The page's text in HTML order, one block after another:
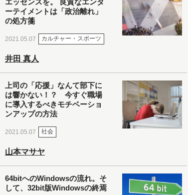
ーテイメントは「政治離れ」
の処方箋
2021.05.07 カルチャー・スポーツ
井田 真人
上司の「応援」なんて部下に
は響かない！？ 今すぐ職場
に導入するべきモチベーショ
ンアップの方法
2021.05.07 社会
山本マサヤ
64bitへのWindowsの流れ。そ
して、32bit版Windowsの終焉